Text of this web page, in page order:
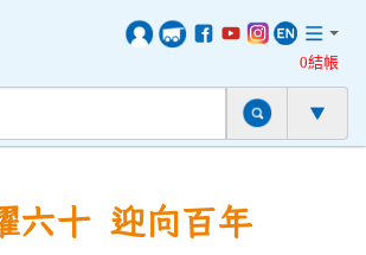
0結帳
六十 迎向百年